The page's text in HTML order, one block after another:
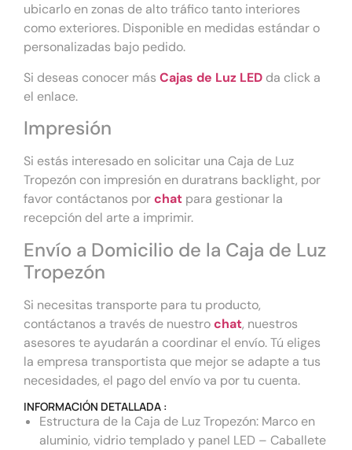
ubicarlo en zonas de alto tráfico tanto interiores
como exteriores. Disponible en medidas estándar o
personalizadas bajo pedido.
Si deseas conocer más Cajas de Luz LED da click a
el enlace.
Impresión
Si estás interesado en solicitar una Caja de Luz
Tropezón con impresión en duratrans backlight, por
favor contáctanos porchat para gestionar la
recepción del arte a imprimir.
Envío a Domicilio de la Caja de Luz
Tropezón
Si necesitas transporte para tu producto,
contáctanos a través de nuestrochat, nuestros
asesores te ayudarán a coordinar el envío. Tú eliges
la empresa transportista que mejor se adapte a tus
necesidades, el pago del envío va por tu cuenta.
INFORMACIÓN DETALLADA :
Estructura de la Caja de Luz Tropezón: Marco en
aluminio, vidrio templado y panel LED – Caballete